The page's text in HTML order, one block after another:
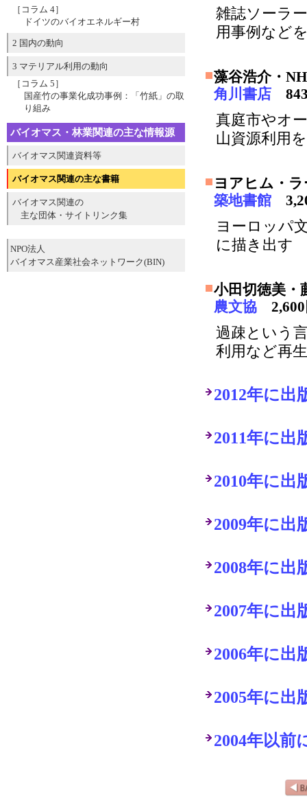
［コラム 4］
ドイツのバイオエネルギー村
2 国内の動向
3 マテリアル利用の動向
［コラム 5］
国産竹の事業化成功事例：「竹紙」の取
り組み
バイオマス・林業関連の主な情報源
バイオマス関連資料等
バイオマス関連の主な書籍
バイオマス関連の
主な団体・サイトリンク集
NPO法人
バイオマス産業社会ネットワーク(BIN)
雑誌ソーラ
用事例など
藻谷浩介・
角川書店
真庭市やオ
山資源利用
ヨアヒム・
築地書館
ヨーロッパ
に描き出す
小田切徳美
農文協 2,600
過疎という
利用など再
2012年に出
2011年に出
2010年に出
2009年に出
2008年に出
2007年に出
2006年に出
2005年に出
2004年以前